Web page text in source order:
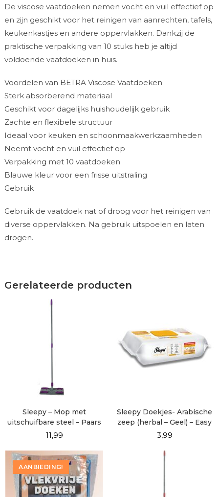
De viscose vaatdoeken nemen vocht en vuil effectief op
en zijn geschikt voor het reinigen van aanrechten, tafels,
keukenkastjes en andere oppervlakken. Dankzij de
praktische verpakking van 10 stuks heb je altijd
voldoende vaatdoeken in huis.
Voordelen van BETRA Viscose Vaatdoeken
Sterk absorberend materiaal
Geschikt voor dagelijks huishoudelijk gebruik
Zachte en flexibele structuur
Ideaal voor keuken en schoonmaakwerkzaamheden
Neemt vocht en vuil effectief op
Verpakking met 10 vaatdoeken
Blauwe kleur voor een frisse uitstraling
Gebruik
Gebruik de vaatdoek nat of droog voor het reinigen van
diverse oppervlakken. Na gebruik uitspoelen en laten
drogen.
Gerelateerde producten
Sleepy – Mop met
uitschuifbare steel – Paars
11,99
Sleepy Doekjes- Arabische
zeep (herbal – Geel) – Easy
Clean – 100 vellen
3,99
AANBIEDING!